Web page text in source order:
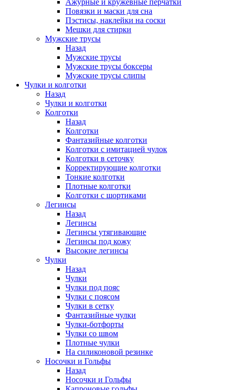
Ажурные и кружевные перчатки
Повязки и маски для сна
Пэстисы, наклейки на соски
Мешки для стирки
Мужские трусы
Назад
Мужские трусы
Мужские трусы боксеры
Мужские трусы слипы
Чулки и колготки
Назад
Чулки и колготки
Колготки
Назад
Колготки
Фантазийные колготки
Колготки с имитацией чулок
Колготки в сеточку
Корректирующие колготки
Тонкие колготки
Плотные колготки
Колготки с шортиками
Легинсы
Назад
Легинсы
Легинсы утягивающие
Легинсы под кожу
Высокие легинсы
Чулки
Назад
Чулки
Чулки под пояс
Чулки с поясом
Чулки в сетку
Фантазийные чулки
Чулки-ботфорты
Чулки со швом
Плотные чулки
На силиконовой резинке
Носочки и Гольфы
Назад
Носочки и Гольфы